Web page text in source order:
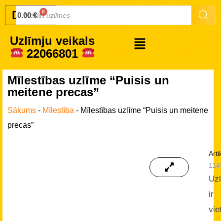
Druku.lv
0.00€
Uzlīmju veikals
22066801
Mīlestības uzlīme “Puisis un
meitene precas”
Sākums - Mīlestība - Mīlestības uzlīme “Puisis un meitene
precas”
ir